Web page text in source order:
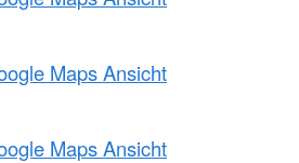
Maps Ansicht
Maps Ansicht